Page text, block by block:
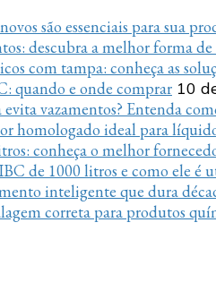
são essenciais para sua
descubra a melhor forma de
com tampa: conheça as
quando e onde comprar 10
vazamentos? Entenda
homologado ideal para
conheça o melhor
de 1000 litros e como ele é
inteligente que dura
correta para produtos